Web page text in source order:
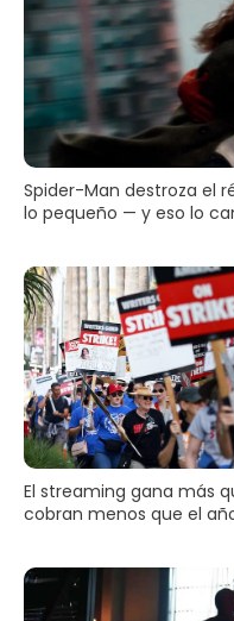
Spider-Man destroza el
lo pequeño — y eso lo
El streaming gana más
cobran menos que el